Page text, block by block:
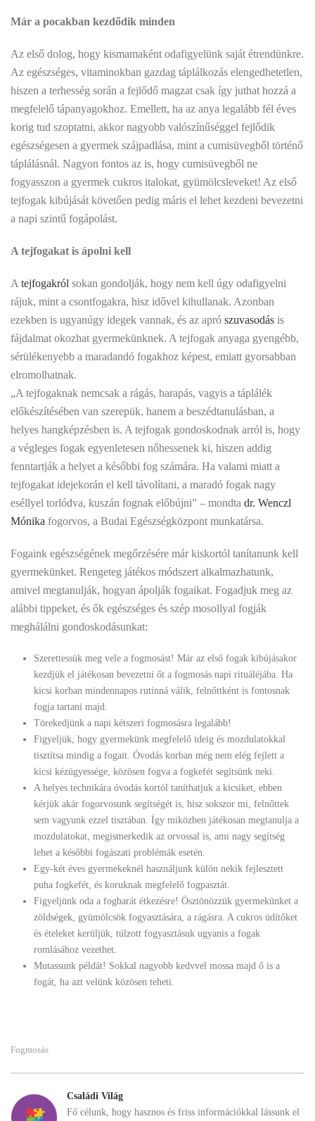
Már a pocakban kezdődik minden
Az első dolog, hogy kismamaként odafigyelünk saját étrendünkre.
Az egészséges, vitaminokban gazdag táplálkozás elengedhetetlen,
hiszen a terhesség során a fejlődő magzat csak így juthat hozzá a
megfelelő tápanyagokhoz. Emellett, ha az anya legalább fél éves
korig tud szoptatni, akkor nagyobb valószínűséggel fejlődik
egészségesen a gyermek szájpadlása, mint a cumisüvegből történő
táplálásnál. Nagyon fontos az is, hogy cumisüvegből ne
fogyasszon a gyermek cukros italokat, gyümölcsleveket! Az első
tejfogak kibújását követően pedig máris el lehet kezdeni bevezetni
a napi szintű fogápolást.
A tejfogakat is ápolni kell
A tejfogakról sokan gondolják, hogy nem kell úgy odafigyelni
rájuk, mint a csontfogakra, hisz idővel kihullanak. Azonban
ezekben is ugyanúgy idegek vannak, és az apró szuvasodás is
fájdalmat okozhat gyermekünknek. A tejfogak anyaga gyengébb,
sérülékenyebb a maradandó fogakhoz képest, emiatt gyorsabban
elromolhatnak.
„A tejfogaknak nemcsak a rágás, harapás, vagyis a táplálék
előkészítésében van szerepük, hanem a beszédtanulásban, a
helyes hangképzésben is. A tejfogak gondoskodnak arról is, hogy
a végleges fogak egyenletesen nőhessenek ki, hiszen addig
fenntartják a helyet a későbbi fog számára. Ha valami miatt a
tejfogakat idejekorán el kell távolítani, a maradó fogak nagy
eséllyel torlódva, kuszán fognak előbújni” – mondta dr. Wenczl
Mónika fogorvos, a Budai Egészségközpont munkatársa.
Fogaink egészségének megőrzésére már kiskortól tanítanunk kell
gyermekünket. Rengeteg játékos módszert alkalmazhatunk,
amivel megtanulják, hogyan ápolják fogaikat. Fogadjuk meg az
alábbi tippeket, és ők egészséges és szép mosollyal fogják
meghálálni gondoskodásunkat:
Szerettessük meg vele a fogmosást! Már az első fogak kibújásakor
kezdjük el játékosan bevezetni őt a fogmosás napi rituáléjába. Ha
kicsi korban mindennapos rutinná válik, felnőttként is fontosnak
fogja tartani majd.
Törekedjünk a napi kétszeri fogmosásra legalább!
Figyeljük, hogy gyermekünk megfelelő ideig és mozdulatokkal
tisztítsa mindig a fogait. Óvodás korban még nem elég fejlett a
kicsi kézügyessége, közösen fogva a fogkefét segítsünk neki.
A helyes technikára óvodás kortól taníthatjuk a kicsiket, ebben
kérjük akár fogorvosunk segítségét is, hisz sokszor mi, felnőttek
sem vagyunk ezzel tisztában. Így miközben játékosan megtanulja a
mozdulatokat, megismerkedik az orvossal is, ami nagy segítség
lehet a későbbi fogászati problémák esetén.
Egy-két éves gyermekeknél használjunk külön nekik fejlesztett
puha fogkefét, és koruknak megfelelő fogpasztát.
Figyeljünk oda a fogbarát étkezésre! Ösztönözzük gyermekünket a
zöldségek, gyümölcsök fogyasztására, a rágásra. A cukros üdítőket
és ételeket kerüljük, túlzott fogyasztásuk ugyanis a fogak
romlásához vezethet.
Mutassunk példát! Sokkal nagyobb kedvvel mossa majd ő is a
fogát, ha azt velünk közösen teheti.
Fogmosás
Családi Világ
Fő célunk, hogy hasznos és friss információkkal lássunk el